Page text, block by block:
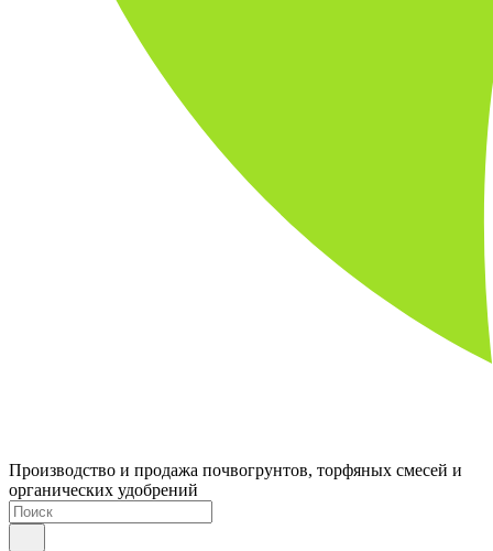
Производство и продажа почвогрунтов, торфяных смесей и
органических удобрений